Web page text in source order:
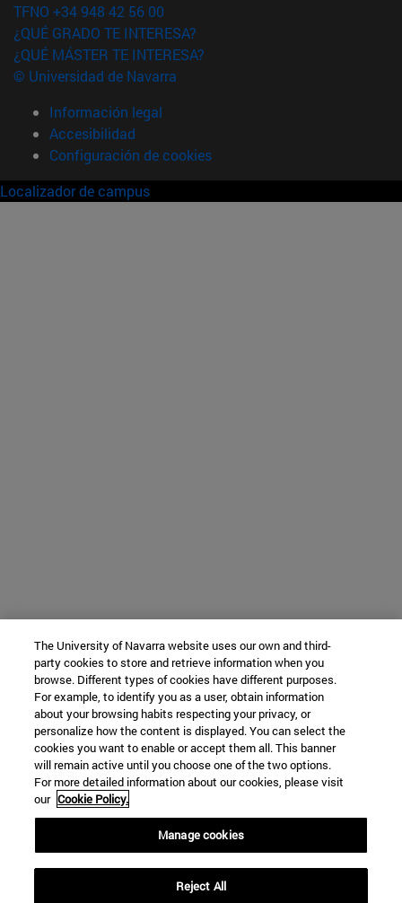
TFNO +34 948 42 56 00
¿QUÉ GRADO TE INTERESA?
¿QUÉ MÁSTER TE INTERESA?
© Universidad de Navarra
Información legal
Accesibilidad
Configuración de cookies
Localizador de campus
The University of Navarra website uses our own and third-
party cookies to store and retrieve information when you
browse. Different types of cookies have different purposes.
For example, to identify you as a user, obtain information
about your browsing habits respecting your privacy, or
personalize how the content is displayed. You can select the
cookies you want to enable or accept them all. This banner
will remain active until you choose one of the two options.
For more detailed information about our cookies, please visit
our Cookie Policy.
Manage cookies
Reject All